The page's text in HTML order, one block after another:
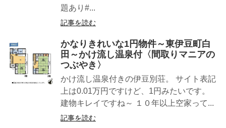
題あり#...
記事を読む
かなりきれいな1円物件～東伊豆町白
田～かけ流し温泉付〈間取りマニアの
つぶやき〉
かけ流し温泉付きの伊豆別荘。 サイト表記
上は0.01万円ですけど、1円みたいです。
建物キレイですね～ １０年以上空家って...
記事を読む